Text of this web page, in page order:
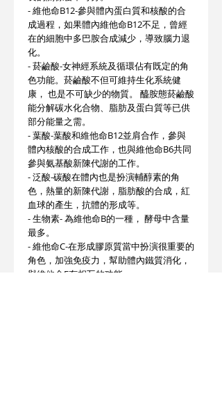
- 維他命B12-參與體內蛋白質和核酸的合
成過程，如果體內維他命B12不足，曾經
在的細胞中多巴胺合成減少，導致腦力退
化。
- 菸鹼酸-女神經系統及循環佔有既定的角
色功能。菸鹼酸不但可維持生化系統健
康， 也是不可缺少的物質。 醯胺態菸鹼酸
能分解碳水化合物、脂肪及蛋白質等已供
部分能量之需。
- 葉酸-葉酸和維他命B12並肩合作，參與
體內核酸的合成工作，也與維他命B6共同
參與氨基酸新陳代謝的工作。
- 泛酸-碳酸在體內也是扮演輔醇素的角
色，熱量的新陳代謝，脂肪酸的合成，紅
血球的產生，抗體的形成等。
- 生物素- 為維他命B的一種， 酵母中含量
最多。
- 維他命C-在形成膠原質當中扮演很重要的
角色，加強免疫力，幫助體內鐵質消化，
與維他命E有相互的功能。